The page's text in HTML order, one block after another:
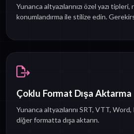
Yunanca altyazılarınızı özel yazı
konumlandırma ile stilize edin.
Çoklu Format Dışa Aktarma
Yunanca altyazılarını SRT, VTT,
diğer formatta dışa aktarın.